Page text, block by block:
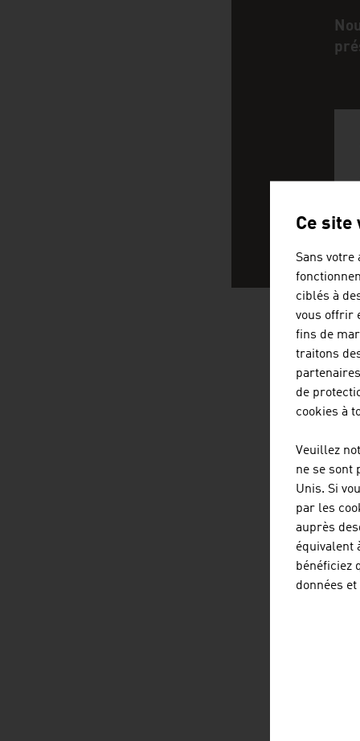
Ce site
Sans votre
ciblés à
vous offrir
fins de
traitons
de
cookies à
Veuillez
ne se sont
Unis. Si
par les
auprès
équivalent
bénéficiez
données